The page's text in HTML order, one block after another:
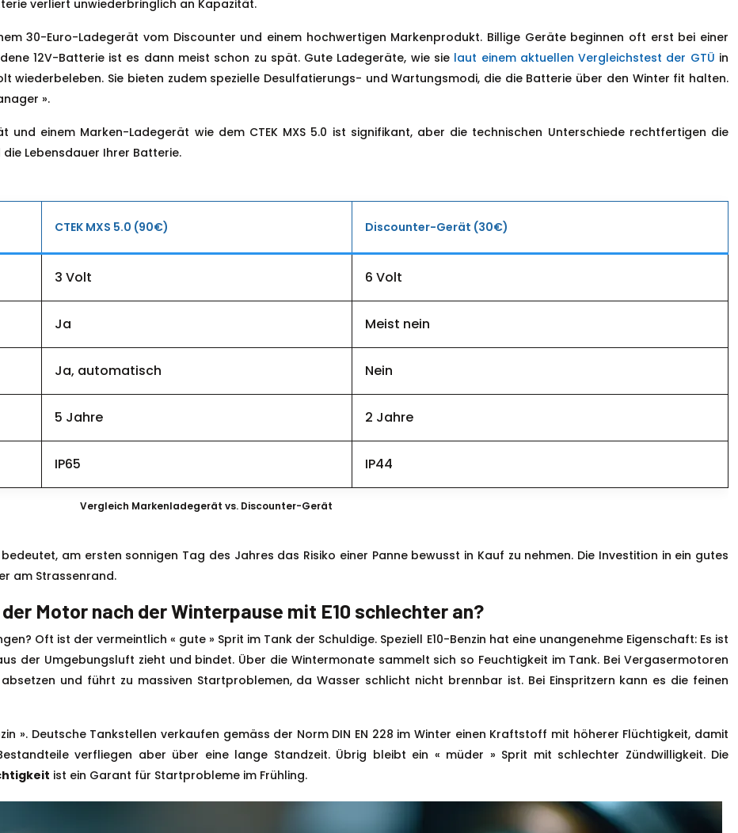
verliert unwiederbringlich an Kapazität.
30-Euro-Ladegerät vom Discounter und einem hochwertigen Markenprodukt. Billige Geräte beginnen oft erst bei einer
12V-Batterie ist es dann meist schon zu spät. Gute Ladegeräte, wie sie laut einem aktuellen Vergleichstest der GTÜ in
wiederbeleben. Sie bieten zudem spezielle Desulfatierungs- und Wartungsmodi, die die Batterie über den Winter fit halten.
».
und einem Marken-Ladegerät wie dem CTEK MXS 5.0 ist signifikant, aber die technischen Unterschiede rechtfertigen die
Lebensdauer Ihrer Batterie.
Vergleich Markenladegerät vs. Discounter-Gerät
CTEK MXS 5.0 (90€) Discounter-Gerät (30€)
3 Volt 6 Volt
Ja Meist nein
Ja, automatisch Nein
5 Jahre 2 Jahre
IP65 IP44
am ersten sonnigen Tag des Jahres das Risiko einer Panne bewusst in Kauf zu nehmen. Die Investition in ein gutes
am Strassenrand.
Motor nach der Winterpause mit E10 schlechter an?
Oft ist der vermeintlich « gute » Sprit im Tank der Schuldige. Speziell E10-Benzin hat eine unangenehme Eigenschaft: Es ist
der Umgebungsluft zieht und bindet. Über die Wintermonate sammelt sich so Feuchtigkeit im Tank. Bei Vergasermotoren
und führt zu massiven Startproblemen, da Wasser schlicht nicht brennbar ist. Bei Einspritzern kann es die feinen
». Deutsche Tankstellen verkaufen gemäss der Norm DIN EN 228 im Winter einen Kraftstoff mit höherer Flüchtigkeit, damit
verfliegen aber über eine lange Standzeit. Übrig bleibt ein « müder » Sprit mit schlechter Zündwilligkeit. Die
ist ein Garant für Startprobleme im Frühling.